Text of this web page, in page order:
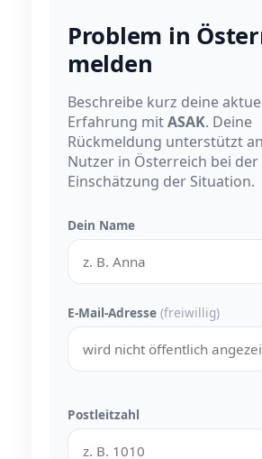
Problem in
melden
Beschreibe kurz deine
Erfahrung mitASAK. Deine
Rückmeldung unterstützt
Nutzer in Österreich bei der
Einschätzung der Situation.
Dein Name
E-Mail-Adresse (freiwillig)
Postleitzahl